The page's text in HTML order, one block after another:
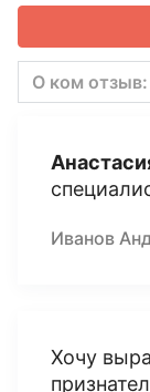
О ком отзыв:
Иванов
Хочу